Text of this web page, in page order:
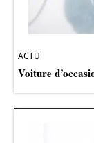
ACTU
Voiture